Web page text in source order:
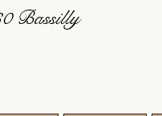
Bassilly